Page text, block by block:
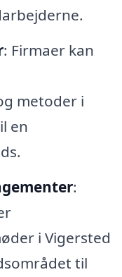
: Firmaer kan
metoder i
en
:
i Vigersted
til